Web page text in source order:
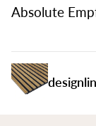
Absolute